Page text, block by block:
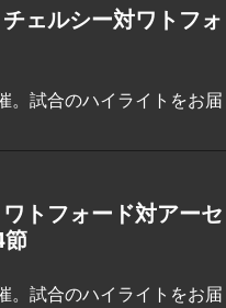
ェルシー対ワトフォ
。試合のハイライトをお届
トフォード対アーセ
。試合のハイライトをお届